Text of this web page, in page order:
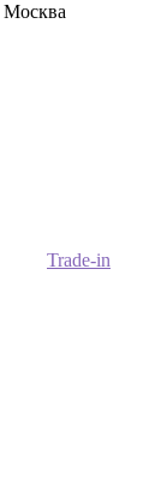
Москва
Trade-in